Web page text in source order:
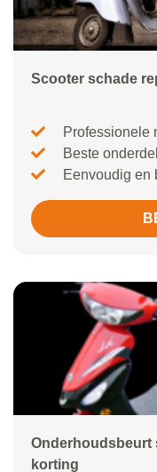
Scooter schade
Professionele
Beste
Eenvoudig en
Onderhoudsbeurt
korting